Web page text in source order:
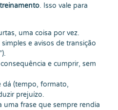
. Isso vale para
uma coisa por vez.
e avisos de transição
e cumprir, sem
dá (tempo, formato,
prejuízo.
uma frase que sempre rendia